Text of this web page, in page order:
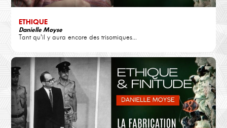
ETHIQUE
Danielle Moyse
Tant qu'il y aura encore des trisomiques...